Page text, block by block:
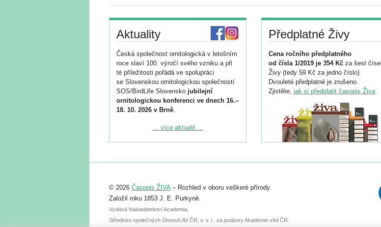
Aktuality
Česká společnost ornitologická v letošním
roce slaví 100. výročí svého vzniku a při
té příležitosti pořádá ve spolupráci
se Slovenskou ornitologickou společností
SOS/BirdLife Slovensko jubilejní
ornitologickou konferenci ve dnech 16.–
18. 10. 2026 v Brně.
Podrobnější informace ke konferenci
Registrovat se můžete do 6. září.
abstraktu přihlášené přednášky nebo
posteru je už 30. června.
... více aktualit ...
Předplatné Živy
Cena ročního předplatného
od čísla 1/2019 je 354 Kč za šest čísel
Živy (tedy 59 Kč za jedno číslo).
Dvouleté předplatné je zrušeno.
Zjistěte, jak si předplatit časopis Živa.
© 2026 Časopis ŽIVA– Rozhled v oboru veškeré přírody.
Založil roku 1853 J. E. Purkyně.
Vydává Nakladatelství Academia,
Středisko společných činností AV ČR, v. v. i., za podpory Akademie věd ČR.